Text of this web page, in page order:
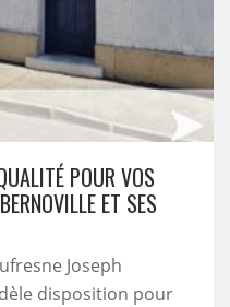
POUR VOS
ET SES
Joseph
disposition pour